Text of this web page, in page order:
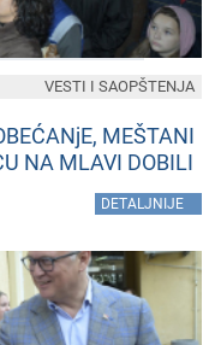
MEŠTANI
NA MLAVI DOBILI
DETALJNIJE
VESTI I SAOPŠTENJA